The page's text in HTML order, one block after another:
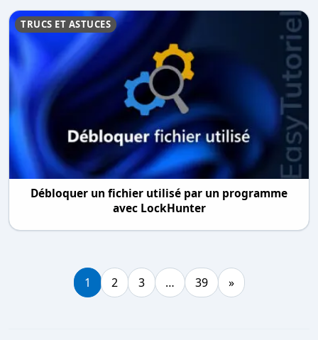
TRUCS ET ASTUCES
Débloquer un fichier utilisé par un programme
avec LockHunter
1 2 3 … 39 »